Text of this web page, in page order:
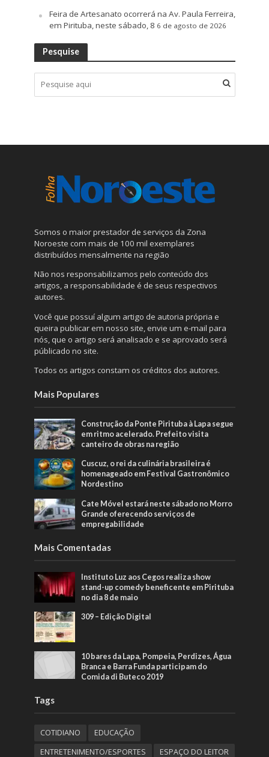
Feira de Artesanato ocorrerá na Av. Paula Ferreira,
em Pirituba, neste sábado, 8 6 de agosto de 2026
Pesquise
Somos o maior prestador de serviços da Zona
Noroeste com mais de 100 mil exemplares
distribuídos mensalmente na região
Não nos responsabilizamos pelo conteúdo dos
artigos, a responsabilidade é de seus respectivos
autores.
Você que possuí algum artigo de autoria própria e
queira publicar em nosso site, envie um e-mail para
nós, que o artigo será analisado e se aprovado será
públicado no site.
Todos os artigos constam os créditos dos autores.
Mais Populares
Construção da Ponte Pirituba à Lapa segue
em ritmo acelerado. Prefeito visita
canteiro de obras na região
Cuscuz, o rei da culinária brasileira é
homenageado em Festival Gastronômico
Nordestino
Cate Móvel estará neste sábado no Morro
Grande oferecendo serviços de
empregabilidade
Mais Comentadas
Instituto Luz aos Cegos realiza show
stand-up comedy beneficente em Pirituba
no dia 8 de maio
309 – Edição Digital
10 bares da Lapa, Pompeia, Perdizes, Água
Branca e Barra Funda participam do
Comida di Buteco 2019
Tags
COTIDIANO
EDUCAÇÃO
ENTRETENIMENTO/ESPORTES
ESPAÇO DO LEITOR